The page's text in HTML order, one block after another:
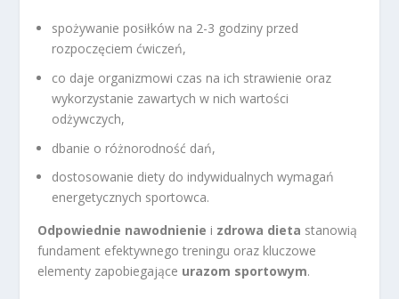
spożywanie posiłków na 2-3 godziny przed
rozpoczęciem ćwiczeń,
co daje organizmowi czas na ich strawienie oraz
wykorzystanie zawartych w nich wartości
odżywczych,
dbanie o różnorodność dań,
dostosowanie diety do indywidualnych wymagań
energetycznych sportowca.
Odpowiednie nawodnienie i zdrowa dieta stanowią
fundament efektywnego treningu oraz kluczowe
elementy zapobiegające urazom sportowym.